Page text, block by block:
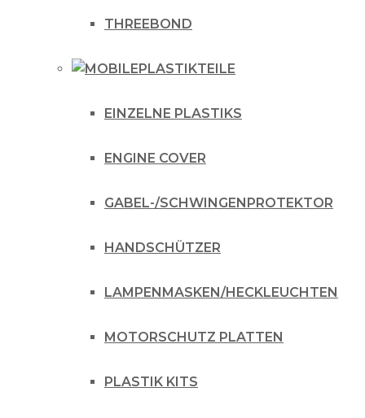
THREEBOND
PLASTIKTEILE
EINZELNE PLASTIKS
ENGINE COVER
GABEL-/SCHWINGENPROTEKTOR
HANDSCHÜTZER
LAMPENMASKEN/HECKLEUCHTEN
MOTORSCHUTZ PLATTEN
PLASTIK KITS